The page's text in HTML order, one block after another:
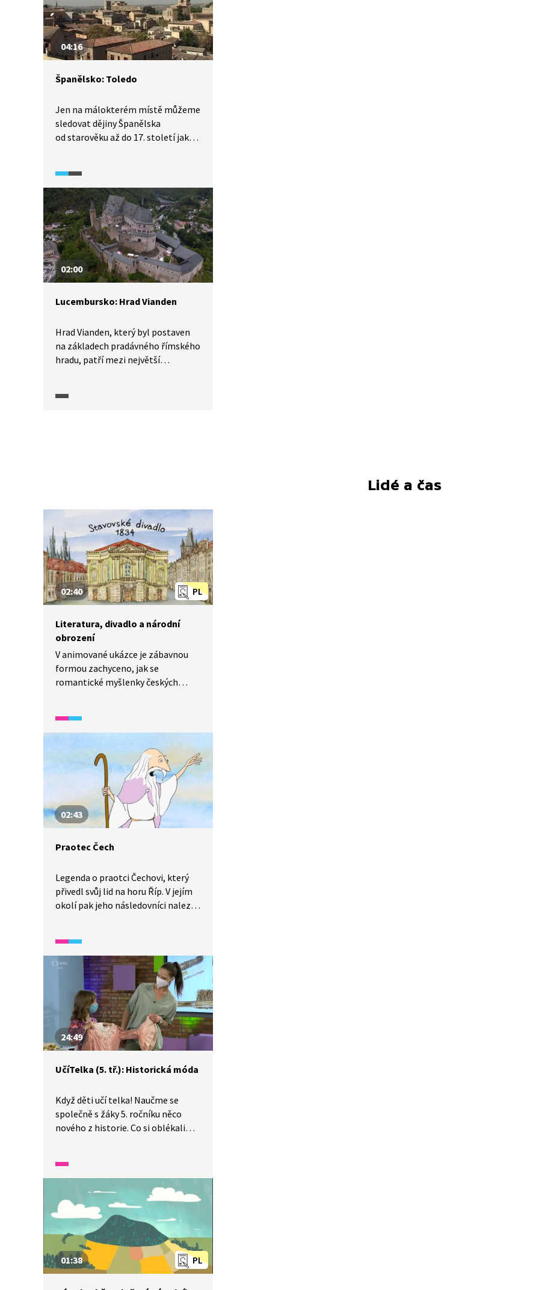
04:16
Španělsko: Toledo
Jen na málokterém místě můžeme
sledovat dějiny Španělska
od starověku až do 17. století jako
toho, jak se zde dokázala tolerovat
tři náboženství – křesťanství,
judaismus a islám. Toledo nechybí
na seznamu kulturního dědictví
UNESCO.
02:00
Lucembursko: Hrad Vianden
Hrad Vianden, který byl postaven
na základech pradávného římského
hradu, patří mezi největší
feudálních sídel v římské a gotické
Lidé a čas
PL
02:40
Literatura, divadlo a národní
obrození
V animované ukázce je zábavnou
formou zachyceno, jak se
romantické myšlenky českých
zejména kočovné divadlo v šíření
vlastenectví.
02:43
Praotec Čech
Legenda o praotci Čechovi, který
přivedl svůj lid na horu Říp. V jejím
okolí pak jeho následovníci nalezli
24:49
UčíTelka (5. tř.): Historická móda
Když děti učí telka! Naučme se
společně s žáky 5. ročníku něco
nového z historie. Co si oblékali
Porovnejme dřívější módu
PL
01:38